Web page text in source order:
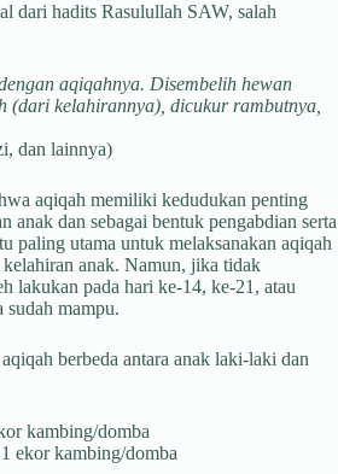
dari hadits Rasulullah SAW, salah
aqiqahnya. Disembelih hewan
(dari kelahirannya), dicukur rambutnya,
dan lainnya)
aqiqah memiliki kedudukan penting
anak dan sebagai bentuk pengabdian serta
paling utama untuk melaksanakan aqiqah
anak. Namun, jika tidak
lakukan pada hari ke-14, ke-21, atau
sudah mampu.
berbeda antara anak laki-laki dan
kambing/domba
1 ekor kambing/domba